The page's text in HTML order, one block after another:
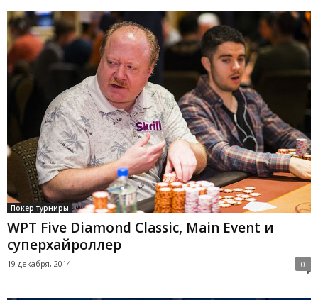
Покер турниры
WPT Five Diamond Classic, Main Event и
суперхайроллер
19 декабря, 2014 0